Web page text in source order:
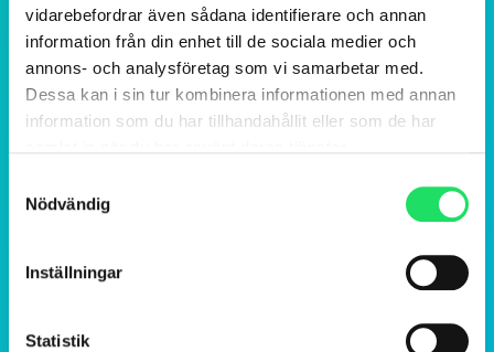
vidarebefordrar även sådana identifierare och annan
information från din enhet till de sociala medier och
annons- och analysföretag som vi samarbetar med.
Dessa kan i sin tur kombinera informationen med annan
information som du har tillhandahållit eller som de har
Nödvändig
Inställningar
Statistik